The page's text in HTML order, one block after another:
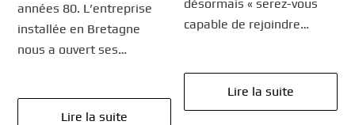
années 80. L’entreprise
installée en Bretagne
nous a ouvert ses…
Lire la suite
désormais « serez-vous
capable de rejoindre…
Lire la suite